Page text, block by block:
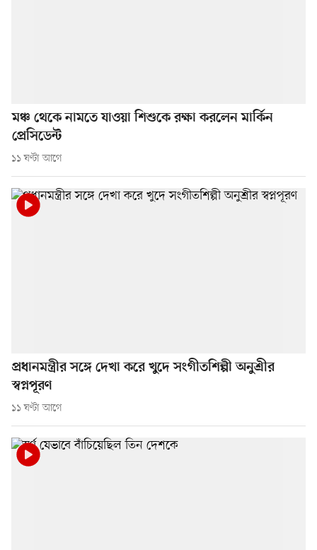
মঞ্চ থেকে নামতে যাওয়া শিশুকে রক্ষা করলেন মার্কিন
প্রেসিডেন্ট
১১ ঘণ্টা আগে
প্রধানমন্ত্রীর সঙ্গে দেখা করে খুদে সংগীতশিল্পী অনুশ্রীর
স্বপ্নপূরণ
১১ ঘণ্টা আগে